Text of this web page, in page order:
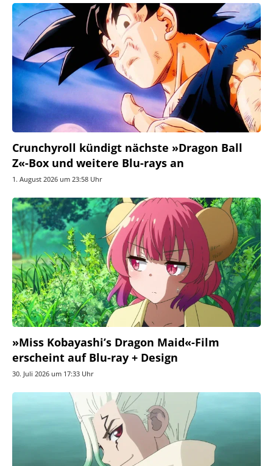
Crunchyroll kündigt nächste »Dragon Ball
Z«-Box und weitere Blu-rays an
1. August 2026 um 23:58 Uhr
»Miss Kobayashi’s Dragon Maid«-Film
erscheint auf Blu-ray + Design
30. Juli 2026 um 17:33 Uhr